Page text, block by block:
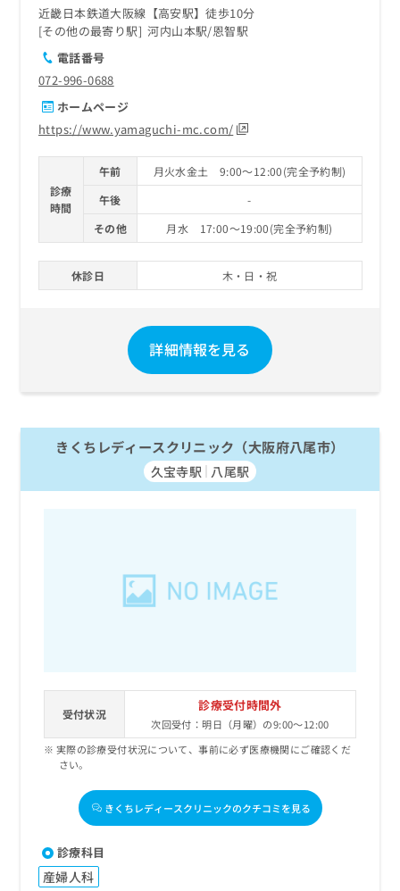
近畿日本鉄道大阪線【高安駅】徒歩10分
その他の最寄り駅
河内山本駅 恩智駅
電話番号
072-996-0688
ホームページ
https://www.yamaguchi-mc.com/
診療
時間
午前
月火水金土 9:00～12:00(完全予約制)
午後
-
その他
月水 17:00～19:00(完全予約制)
休診日 木・日・祝
詳細情報を見る
きくちレディースクリニック（大阪府八尾市）
久宝寺駅 八尾駅
受付状況
診療受付時間外
次回受付：明日（月曜）の9:00～12:00
実際の診療受付状況について、事前に必ず医療機関にご確認くだ
さい。
きくちレディースクリニックのクチコミを見る
診療科目
産婦人科